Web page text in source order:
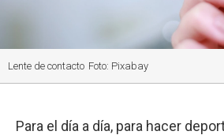
Lente de contacto Foto: Pixabay
Para el día a día, para hacer